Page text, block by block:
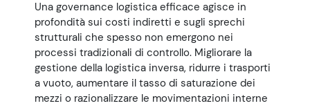
Una governance logistica efficace agisce in
profondità sui costi indiretti e sugli sprechi
strutturali che spesso non emergono nei
processi tradizionali di controllo. Migliorare la
gestione della logistica inversa, ridurre i trasporti
a vuoto, aumentare il tasso di saturazione dei
mezzi o razionalizzare le movimentazioni interne